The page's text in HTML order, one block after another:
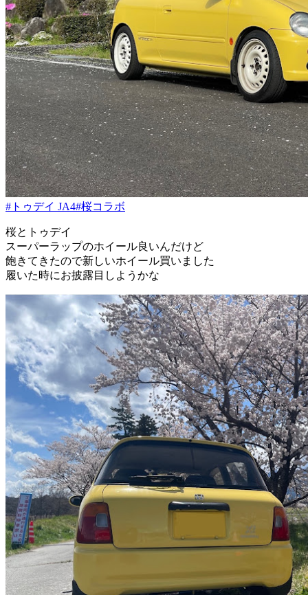
#トゥデイ JA4#桜コラボ
桜とトゥデイ
スーパーラップのホイール良いんだけど
飽きてきたので新しいホイール買いました
履いた時にお披露目しようかな